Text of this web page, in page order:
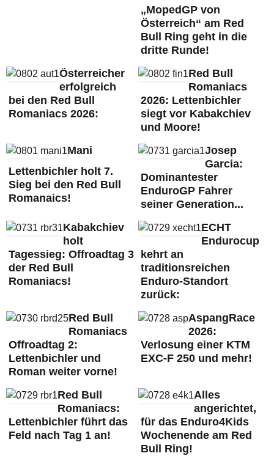
„MopedGP von
Österreich“ am Red
Bull Ring geht in die
dritte Runde!
Österreicher
erfolgreich
bei den Red Bull
Romaniacs 2026:
Red Bull
Romaniacs
2026: Lettenbichler
siegt vor Kabakchiev
und Moore!
Mani
Lettenbichler holt 7.
Sieg bei den Red Bull
Romanaics!
Josep
Garcia:
Dominantester
EnduroGP Fahrer
seiner Generation...
Kabakchiev
holt
Tagessieg: Offroadtag 3
der Red Bull
Romaniacs!
ECHT
Endurocup
kehrt an
traditionsreichen
Enduro-Standort
zurück:
Red Bull
Romaniacs
Offroadtag 2:
Lettenbichler und
Roman weiter vorne!
AspangRace
2026:
Verlosung einer KTM
EXC-F 250 und mehr!
Red Bull
Romaniacs:
Lettenbichler führt das
Feld nach Tag 1 an!
Alles
angerichtet,
für das Enduro4Kids
Wochenende am Red
Bull Ring!